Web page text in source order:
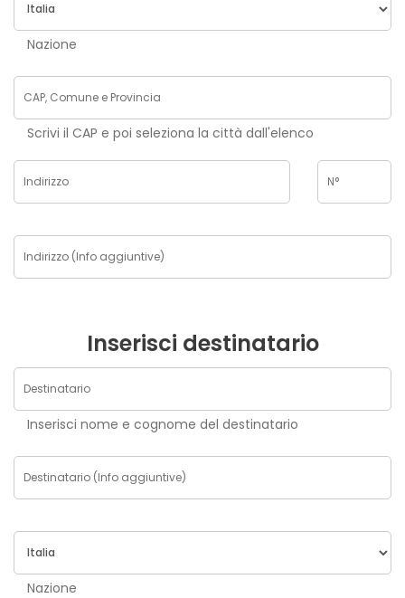
Nazione
Scrivi il CAP e poi seleziona la città dall'elenco
Inserisci destinatario
Inserisci nome e cognome del destinatario
Nazione